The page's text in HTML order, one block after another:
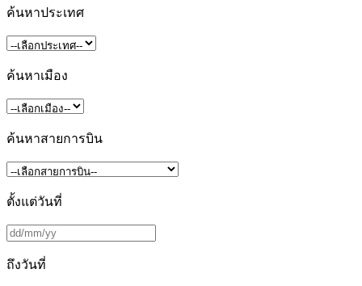
ค้นหาประเทศ
ค้นหาเมือง
ค้นหาสายการบิน
ตั้งแต่วันที่
ถึงวันที่